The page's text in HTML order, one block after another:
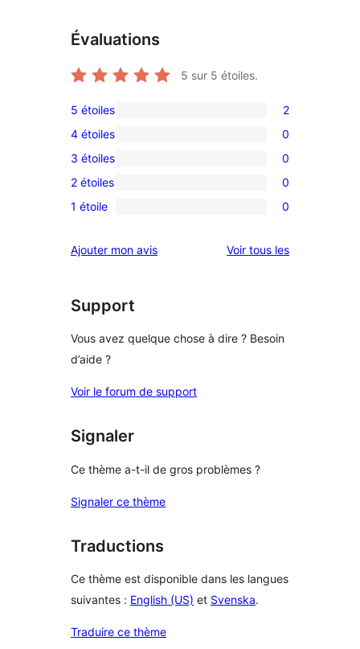
Évaluations
5 sur 5 étoiles.
2
avis
à
5
étoiles
5 étoiles 2
0
avis
à
4
4 étoiles 0
0
avis
à
étoile
3 étoiles 0
0
avis
2
2 étoiles 0
0
à
étoile
1 étoile 0
Ajouter mon avis Voir tous lesavis
Support
Vous avez quelque chose à dire ? Besoin
d’aide ?
Voir le forum de support
Signaler
Ce thème a-t-il de gros problèmes ?
Signaler ce thème
Traductions
Ce thème est disponible dans les langues
suivantes : English (US) et Svenska.
Traduire ce thème